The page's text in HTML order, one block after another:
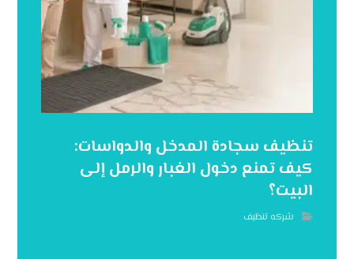
تنظيف سجادة المدخل والدواسات:
كيف تمنع دخول الغبار والرمل إلى
البيت؟
شركه تنظيف